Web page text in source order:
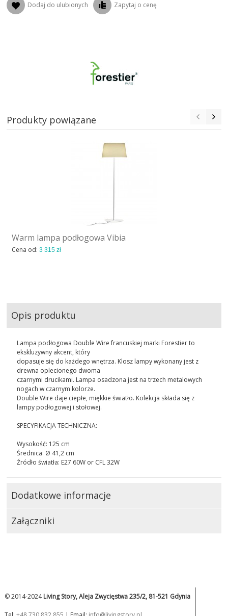
DODATKI
NOWOŚCI
STREFA-PROJEKTANTA
REALIZACJE
KONTAKT
SHOWROOM
MY
Dodaj do ulubionych Zapytaj o cenę
Produkty powiązane
Warm lampa podłogowa Vibia
Cena od:3 315 zł
Opis produktu
Lampa podłogowa Double Wire francuskiej marki Forestier to
ekskluzywny akcent, który
dopasuje się do każdego wnętrza. Klosz lampy wykonany jest z
drewna oplecionego dwoma
czarnymi drucikami. Lampa osadzona jest na trzech metalowych
nogach w czarnym kolorze.
Double Wire daje ciepłe, miękkie światło. Kolekcja składa się z
lampy podłogowej i stołowej.
SPECYFIKACJA TECHNICZNA:
Wysokość: 125 cm
Średnica: Ø 41,2 cm
Źródło światła: E27 60W or CFL 32W
Dodatkowe informacje
Załączniki
© 2014-2024Living Story, Aleja Zwycięstwa 235/2, 81-521 Gdynia